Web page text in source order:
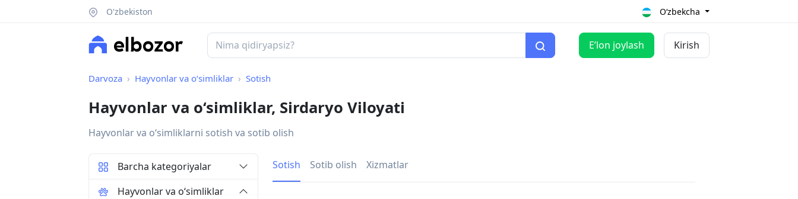
O'zbekiston O‘zbekcha
Eʼlon joylash Kirish
Darvoza Hayvonlar va o‘simliklar Sotish
Hayvonlar va o‘simliklar, Sirdaryo Viloyati
Hayvonlar va oʻsimliklarni sotish va sotib olish
Sotish Sotib olish Xizmatlar
Barcha kategoriyalar
Hayvonlar va o‘simliklar